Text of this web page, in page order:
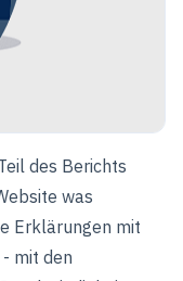
des Berichts
was
Erklärungen mit
mit den